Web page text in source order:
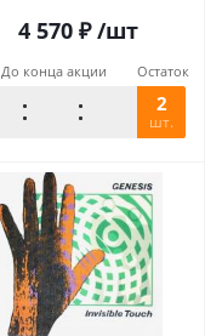
4 570₽ /шт
До конца акции Остаток
2
шт.